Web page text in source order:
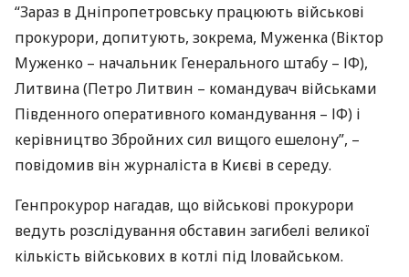
“Зараз в Дніпропетровську працюють військові
прокурори, допитують, зокрема, Муженка (Віктор
Муженко – начальник Генерального штабу – ІФ),
Литвина (Петро Литвин – командувач військами
Південного оперативного командування – ІФ) і
керівництво Збройних сил вищого ешелону”, –
повідомив він журналіста в Києві в середу.
Генпрокурор нагадав, що військові прокурори
ведуть розслідування обставин загибелі великої
кількість військових в котлі під Іловайськом.